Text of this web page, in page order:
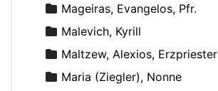
Mageiras, Evangelos, Pfr.
Malevich, Kyrill
Maltzew, Alexios, Erzpriester
Maria (Ziegler), Nonne